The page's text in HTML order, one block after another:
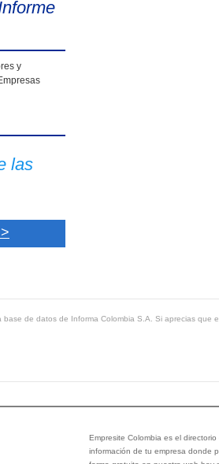
y
las
de datos de Informa Colombia S.A. Si aprecias
Empresite Colombia es el
información de tu empresa donde